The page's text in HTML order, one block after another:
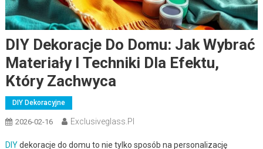
DIY Dekoracje Do Domu: Jak Wybrać
Materiały I Techniki Dla Efektu,
Który Zachwyca
DIY Dekoracyjne
2026-02-16 Exclusiveglass.pl
DIYdekoracje do domu to nie tylko sposób na personalizację